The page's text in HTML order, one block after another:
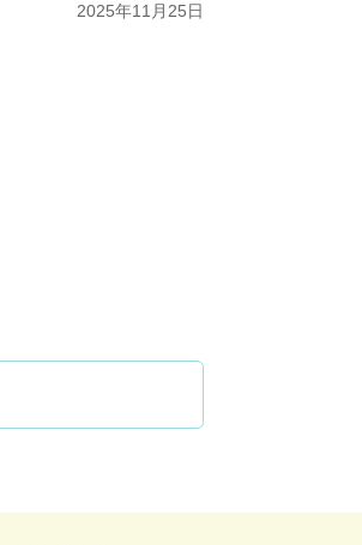
2025年11月25日